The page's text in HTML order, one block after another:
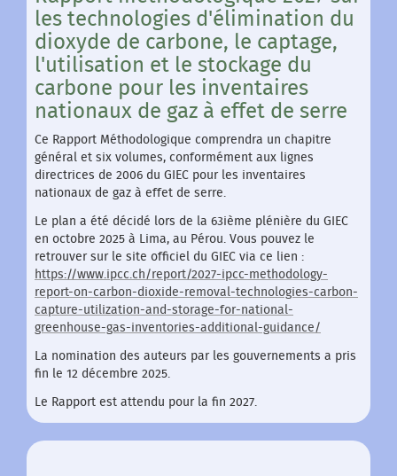
les technologies d'élimination du
dioxyde de carbone, le captage,
l'utilisation et le stockage du
carbone pour les inventaires
nationaux de gaz à effet de serre
Ce Rapport Méthodologique comprendra un chapitre
général et six volumes, conformément aux lignes
directrices de 2006 du GIEC pour les inventaires
nationaux de gaz à effet de serre.
Le plan a été décidé lors de la 63ième plénière du GIEC
en octobre 2025 à Lima, au Pérou. Vous pouvez le
retrouver sur le site officiel du GIEC via ce lien :
https://www.ipcc.ch/report/2027-ipcc-methodology-
report-on-carbon-dioxide-removal-technologies-carbon-
capture-utilization-and-storage-for-national-
greenhouse-gas-inventories-additional-guidance/
La nomination des auteurs par les gouvernements a pris
fin le 12 décembre 2025.
Le Rapport est attendu pour la fin 2027.